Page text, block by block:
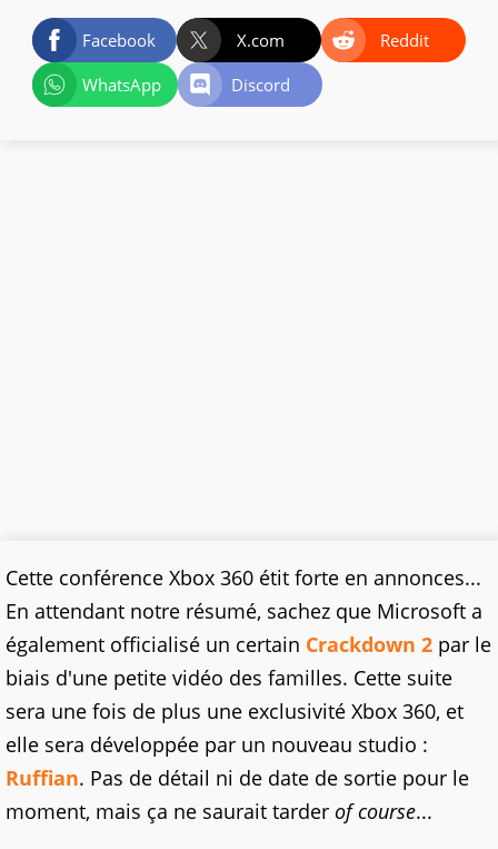
Facebook X.com
Reddit
WhatsApp
Discord
Cette conférence Xbox 360 étit forte en annonces...
En attendant notre résumé, sachez que Microsoft a
également officialisé un certain Crackdown 2 par le
biais d'une petite vidéo des familles. Cette suite
sera une fois de plus une exclusivité Xbox 360, et
elle sera développée par un nouveau studio :
Ruffian. Pas de détail ni de date de sortie pour le
moment, mais ça ne saurait tarder of course...